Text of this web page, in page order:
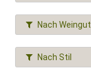
Nach Weingut
Nach Stil